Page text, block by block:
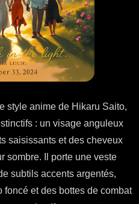
style anime de Hikaru Saito,
: un visage anguleux
saisissants et des cheveux
sombre. Il porte une veste
subtils accents argentés,
et des bottes de combat